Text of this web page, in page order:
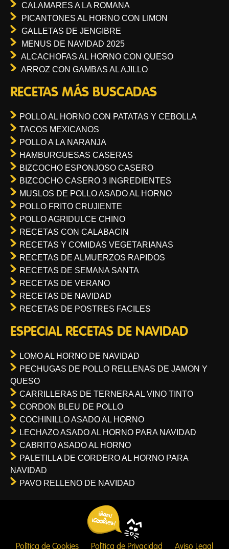
CALAMARES A LA ROMANA
PICANTONES AL HORNO CON LIMON
GALLETAS DE JENGIBRE
MENUS DE NAVIDAD 2025
ALCACHOFAS AL HORNO CON QUESO
ARROZ CON GAMBAS AL AJILLO
RECETAS MÁS BUSCADAS
POLLO AL HORNO CON PATATAS Y CEBOLLA
TACOS MEXICANOS
POLLO A LA NARANJA
HAMBURGUESAS CASERAS
BIZCOCHO ESPONJOSO CASERO
BIZCOCHO CASERO 3 INGREDIENTES
MUSLOS DE POLLO ASADO AL HORNO
POLLO FRITO CRUJIENTE
POLLO AGRIDULCE CHINO
RECETAS CON CALABACIN
RECETAS Y COMIDAS VEGETARIANAS
RECETAS DE ALMUERZOS RAPIDOS
RECETAS DE SEMANA SANTA
RECETAS DE VERANO
RECETAS DE NAVIDAD
RECETAS DE POSTRES FACILES
ESPECIAL RECETAS DE NAVIDAD
LOMO AL HORNO DE NAVIDAD
PECHUGAS DE POLLO RELLENAS DE JAMON Y
QUESO
CARRILLERAS DE TERNERA AL VINO TINTO
CORDON BLEU DE POLLO
COCHINILLO ASADO AL HORNO
LECHAZO ASADO AL HORNO PARA NAVIDAD
CABRITO ASADO AL HORNO
PALETILLA DE CORDERO AL HORNO PARA
NAVIDAD
PAVO RELLENO DE NAVIDAD
Política de Cookies Política de Privacidad Aviso Legal